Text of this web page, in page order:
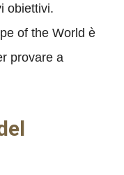
obiettivi.
of the World è
provare a